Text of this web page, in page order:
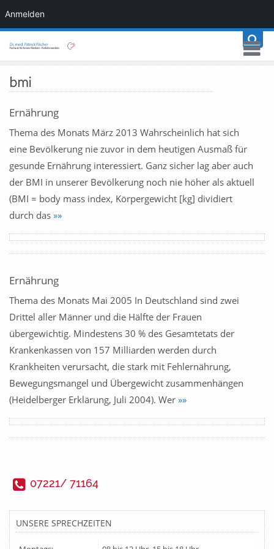
Anmelden
bmi
Ernährung
Thema des Monats März 2013 Wahrscheinlich hat sich
eine Bevölkerung nie zuvor in dem heutigen Ausmaß für
gesunde Ernährung interessiert. Ganz sicher lag aber auch
der BMI in unserer Bevölkerung noch nie höher als aktuell
(BMI = body mass index, Körpergewicht [kg] dividiert
durch das »»
Ernährung
Thema des Monats Mai 2005 In Deutschland sind zwei
Drittel aller Männer und die Hälfte der Frauen
übergewichtig. Mindestens 30 % des Gesamtetats der
Krankenkassen von 157 Milliarden werden durch
Krankheiten verursacht, die stark mit Fehlernährung,
Bewegungsmangel und Übergewicht zusammenhängen
(Heidelberger Erklärung, Juli 2004). Wer »»
07221/ 71164
UNSERE SPRECHZEITEN